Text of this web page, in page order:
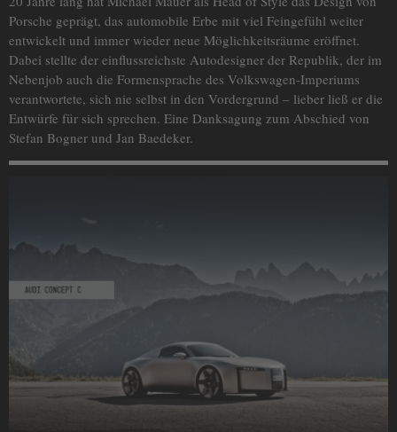
Porsche geprägt, das automobile Erbe mit viel Feingefühl weiter
entwickelt und immer wieder neue Möglichkeitsräume eröffnet.
Dabei stellte der einflussreichste Autodesigner der Republik, der im
Nebenjob auch die Formensprache des Volkswagen-Imperiums
verantwortete, sich nie selbst in den Vordergrund – lieber ließ er die
Entwürfe für sich sprechen. Eine Danksagung zum Abschied von
Stefan Bogner und Jan Baedeker.